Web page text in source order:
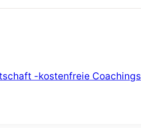
-kostenfreie Coachings